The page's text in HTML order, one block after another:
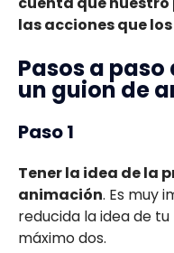
las acciones que
Pasos a
un guion de
Paso 1
Tener la idea de la
animación. Es muy
reducida la idea de
máximo dos.